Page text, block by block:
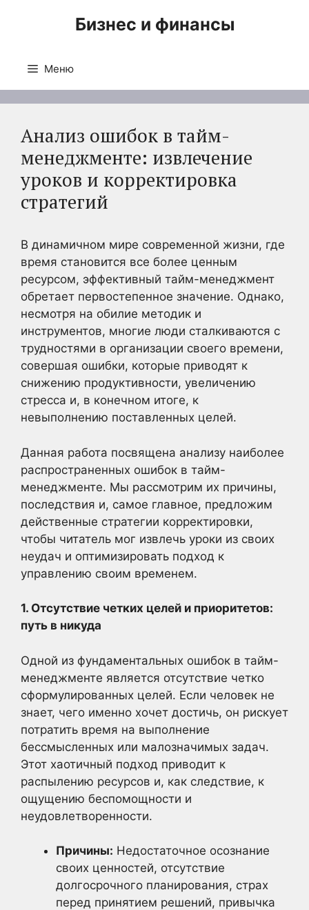
Бизнес и финансы
Меню
Анализ ошибок в тайм-
менеджменте: извлечение
уроков и корректировка
стратегий
В динамичном мире современной жизни, где
время становится все более ценным
ресурсом, эффективный тайм-менеджмент
обретает первостепенное значение. Однако,
несмотря на обилие методик и
инструментов, многие люди сталкиваются с
трудностями в организации своего времени,
совершая ошибки, которые приводят к
снижению продуктивности, увеличению
стресса и, в конечном итоге, к
невыполнению поставленных целей.
Данная работа посвящена анализу наиболее
распространенных ошибок в тайм-
менеджменте. Мы рассмотрим их причины,
последствия и, самое главное, предложим
действенные стратегии корректировки,
чтобы читатель мог извлечь уроки из своих
неудач и оптимизировать подход к
управлению своим временем.
1. Отсутствие четких целей и приоритетов:
путь в никуда
Одной из фундаментальных ошибок в тайм-
менеджменте является отсутствие четко
сформулированных целей. Если человек не
знает, чего именно хочет достичь, он рискует
потратить время на выполнение
бессмысленных или малозначимых задач.
Этот хаотичный подход приводит к
распылению ресурсов и, как следствие, к
ощущению беспомощности и
неудовлетворенности.
Причины: Недостаточное осознание
своих ценностей, отсутствие
долгосрочного планирования, страх
перед принятием решений, привычка